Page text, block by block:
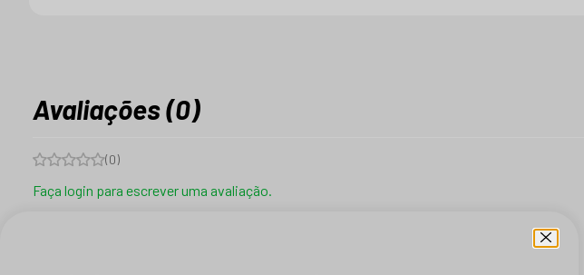
Avaliações (0)
(0)
Faça login para escrever uma avaliação.